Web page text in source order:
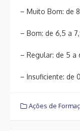
– Muito Bom: de
– Bom: de 6,5 a
– Regular: de 5 a
– Insuficiente: de
Ações de